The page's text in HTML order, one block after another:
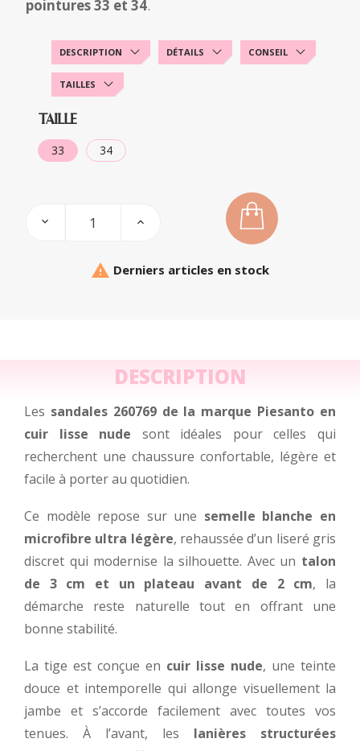
pointures 33 et 34.
DESCRIPTION DÉTAILS CONSEIL
TAILLES
TAILLE
33 34
 Derniers articles en stock
DESCRIPTION
Les sandales 260769 de la marque Piesanto en
cuir lisse nude sont idéales pour celles qui
recherchent une chaussure confortable, légère et
facile à porter au quotidien.
Ce modèle repose sur une semelle blanche en
microfibre ultra légère, rehaussée d’un liseré gris
discret qui modernise la silhouette. Avec un talon
de 3 cm et un plateau avant de 2 cm, la
démarche reste naturelle tout en offrant une
bonne stabilité.
La tige est conçue en cuir lisse nude, une teinte
douce et intemporelle qui allonge visuellement la
jambe et s’accorde facilement avec toutes vos
tenues. À l’avant, les lanières structurées